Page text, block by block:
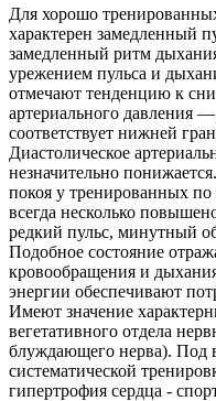
Для хорошо
характерен замедленный
замедленный ритм
урежением пульса и
отмечают тенденцию к
артериального давления
соответствует нижней
Диастолическое
незначительно
покоя у тренированных
всегда несколько
редкий пульс, минутный
Подобное состояние
кровообращения и
энергии обеспечивают
Имеют значение
вегетативного отдела
блуждающего нерва). Под
систематической
гипертрофия сердца -